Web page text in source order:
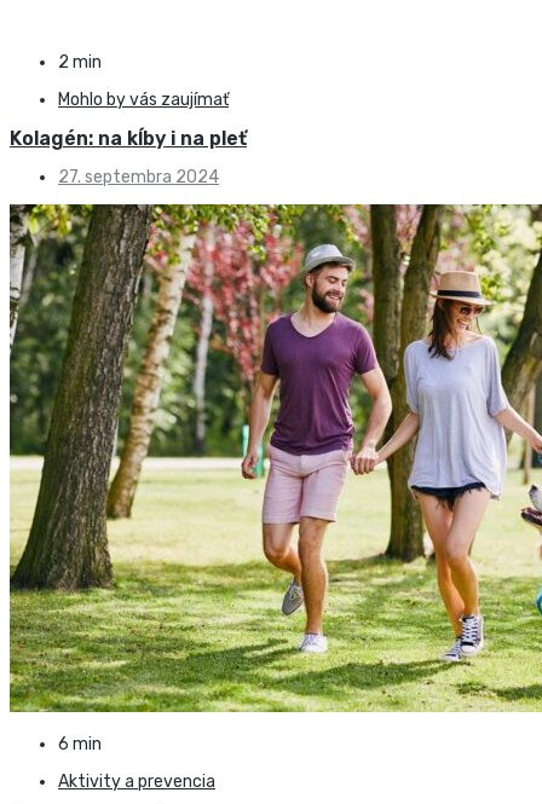
2 min
Mohlo by vás zaujímať
Kolagén: na kĺby i na pleť
27. septembra 2024
6 min
Aktivity a prevencia